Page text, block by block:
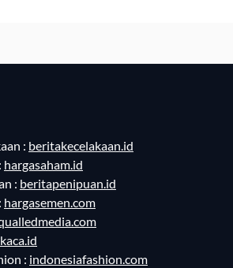
: beritakecelakaan.id
hargasaham.id
: beritapenipuan.id
hargasemen.com
: indonesiafashion.com